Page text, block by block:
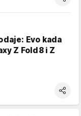
Evo kada
Z Fold8 i Z